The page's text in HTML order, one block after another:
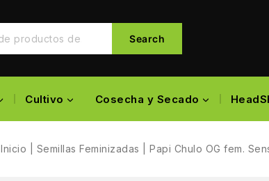
Search
Cultivo Cosecha y Secado
Inicio Semillas Feminizadas |Papi Chulo OG fem.